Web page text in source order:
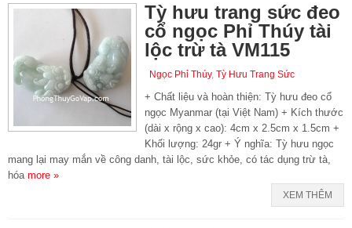
Tỳ hưu trang sức đeo
cổ ngọc Phỉ Thúy tài
lộc trừ tà VM115
Ngọc Phỉ Thúy, Tỳ Hưu Trang Sức
+ Chất liệu và hoàn thiện: Tỳ hưu đeo cổ
ngọc Myanmar (tại Việt Nam) + Kích thước
(dài x rộng x cao): 4cm x 2.5cm x 1.5cm +
Khối lượng: 24gr + Ý nghĩa: Tỳ hưu ngọc
mang lại may mắn về công danh, tài lộc, sức khỏe, có tác dụng trừ tà,
hóa more »
XEM THÊM